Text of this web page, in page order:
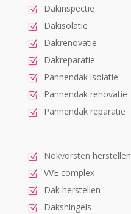
Dakinspectie
Dakisolatie
Dakrenovatie
Dakreparatie
Pannendak isolatie
Pannendak renovatie
Pannendak reparatie
Nokvorsten herstellen
VVE complex
Dak herstellen
Dakshingels